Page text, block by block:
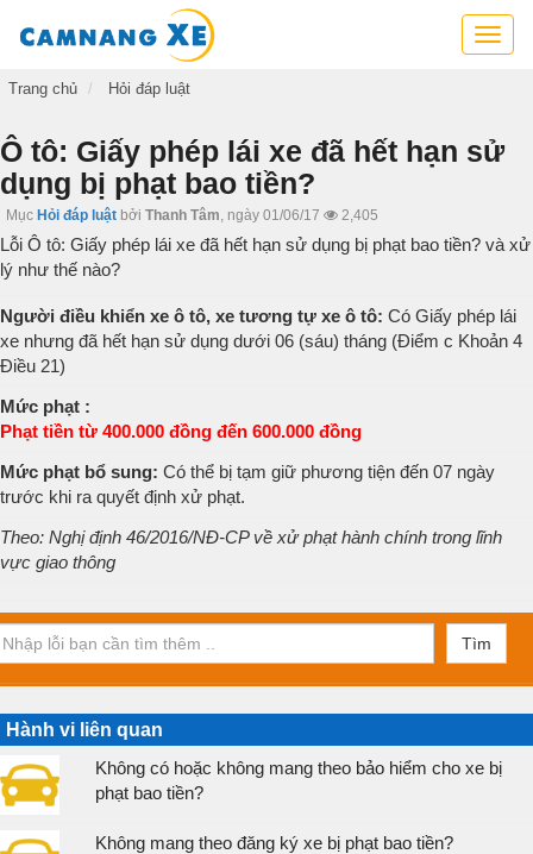
Cẩm
cứu
thông
kỹ
xe
Trang chủ Hỏi đáp luật
Ô tô: Giấy phép lái xe đã hết hạn sử
dụng bị phạt bao tiền?
Mục Hỏi đáp luật bởi Thanh Tâm, ngày 01/06/17 2,405
Lỗi Ô tô: Giấy phép lái xe đã hết hạn sử dụng bị phạt bao tiền? và xử
lý như thế nào?
Người điều khiển xe ô tô, xe tương tự xe ô tô: Có Giấy phép lái
xe nhưng đã hết hạn sử dụng dưới 06 (sáu) tháng (Điểm c Khoản 4
Điều 21)
Mức phạt :
Phạt tiền từ 400.000 đồng đến 600.000 đồng
Mức phạt bổ sung: Có thể bị tạm giữ phương tiện đến 07 ngày
trước khi ra quyết định xử phạt.
Theo: Nghị định 46/2016/NĐ-CP về xử phạt hành chính trong lĩnh
vực giao thông
Tìm
Hành vi liên quan
Không có hoặc không mang theo bảo hiểm cho xe bị
phạt bao tiền?
Không mang theo đăng ký xe bị phạt bao tiền?